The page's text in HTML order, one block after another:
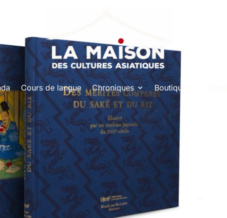
Cours de langue Chroniques Boutique